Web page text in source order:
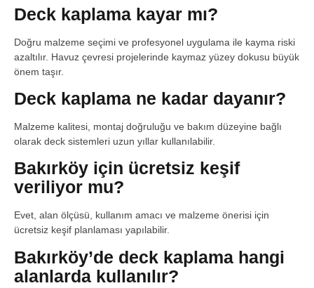
Deck kaplama kayar mı?
Doğru malzeme seçimi ve profesyonel uygulama ile kayma riski
azaltılır. Havuz çevresi projelerinde kaymaz yüzey dokusu büyük
önem taşır.
Deck kaplama ne kadar dayanır?
Malzeme kalitesi, montaj doğruluğu ve bakım düzeyine bağlı
olarak deck sistemleri uzun yıllar kullanılabilir.
Bakırköy için ücretsiz keşif
veriliyor mu?
Evet, alan ölçüsü, kullanım amacı ve malzeme önerisi için
ücretsiz keşif planlaması yapılabilir.
Bakırköy’de deck kaplama hangi
alanlarda kullanılır?